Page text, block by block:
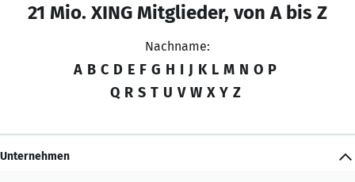
21 Mio. XING Mitglieder, von A bis Z
Nachname:
A B C D E F G H I J K L M N O P
Q R S T U V W X Y Z
Unternehmen